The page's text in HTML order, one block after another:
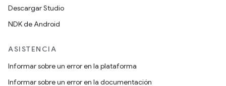
Descargar Studio
NDK de Android
ASISTENCIA
Informar sobre un error en la plataforma
Informar sobre un error en la documentación